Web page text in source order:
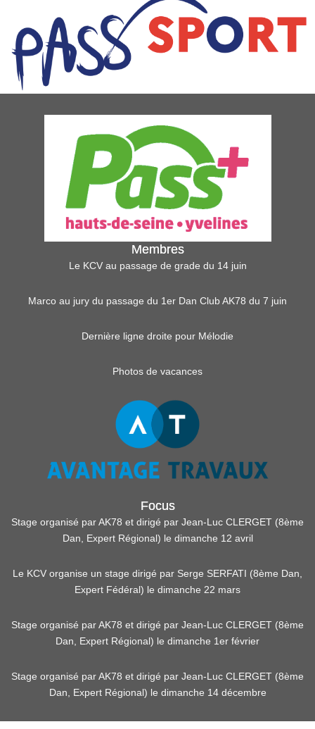
Membres
Le KCV au passage de grade du 14 juin
Marco au jury du passage du 1er Dan Club AK78 du 7 juin
Dernière ligne droite pour Mélodie
Photos de vacances
Focus
Stage organisé par AK78 et dirigé par Jean-Luc CLERGET (8ème
Dan, Expert Régional) le dimanche 12 avril
Le KCV organise un stage dirigé par Serge SERFATI (8ème Dan,
Expert Fédéral) le dimanche 22 mars
Stage organisé par AK78 et dirigé par Jean-Luc CLERGET (8ème
Dan, Expert Régional) le dimanche 1er février
Stage organisé par AK78 et dirigé par Jean-Luc CLERGET (8ème
Dan, Expert Régional) le dimanche 14 décembre